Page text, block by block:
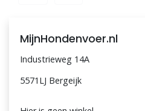
MijnHondenvoer.nl
Industrieweg 14A
5571LJ Bergeijk